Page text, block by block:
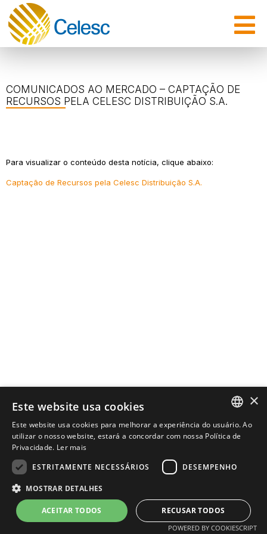
COMUNICADOS AO MERCADO – CAPTAÇÃO DE
RECURSOS PELA CELESC DISTRIBUIÇÃO S.A.
Para visualizar o conteúdo desta notícia, clique abaixo:
Captação de Recursos pela Celesc Distribuição S.A.
POWERED BYMZ
PORTUGUESE
×
Este website usa cookies
Este website usa cookies para melhorar a experiência do usuário. Ao
utilizar o nosso website, estará a concordar com nossa Política de
Privacidade. Ler mais
ESTRITAMENTE NECESSÁRIOS
DESEMPENHO
MOSTRAR DETALHES
ACEITAR TODOS RECUSAR TODOS
POWERED BY COOKIESCRIPT